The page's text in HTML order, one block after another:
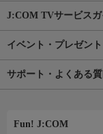
J:COM TVサービスガ
イベント・プレゼント
サポート・よくある質
Fun! J:COM